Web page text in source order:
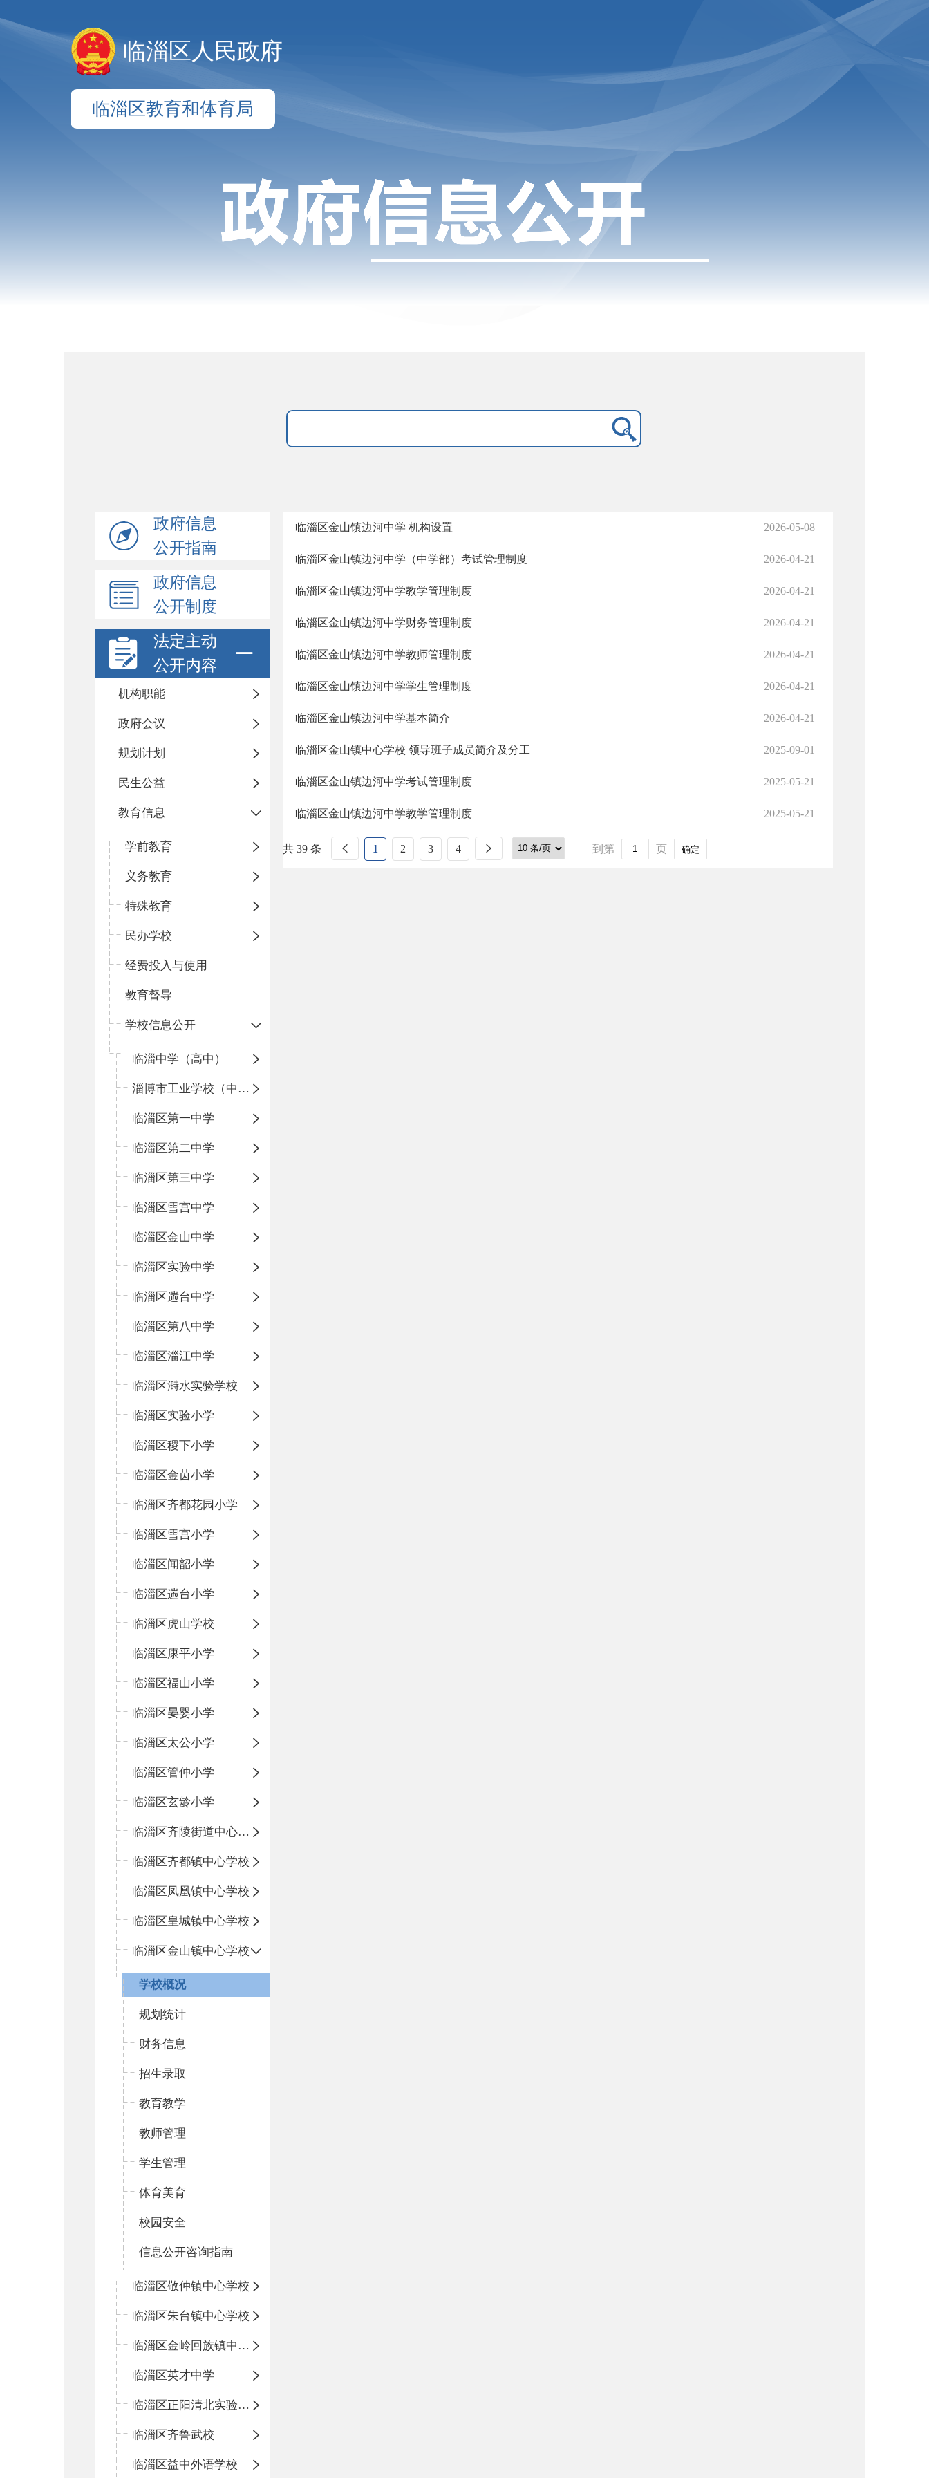
临淄区人民政府
临淄区教育和体育局
政府信息
公开指南
政府信息
公开制度
法定主动
公开内容
机构职能
政府会议
规划计划
民生公益
教育信息
学前教育
义务教育
特殊教育
民办学校
经费投入与使用
教育督导
学校信息公开
临淄中学（高中）
淄博市工业学校（中职学校）
临淄区第一中学
临淄区第二中学
临淄区第三中学
临淄区雪宫中学
临淄区金山中学
临淄区实验中学
临淄区遄台中学
临淄区第八中学
临淄区淄江中学
临淄区溡水实验学校
临淄区实验小学
临淄区稷下小学
临淄区金茵小学
临淄区齐都花园小学
临淄区雪宫小学
临淄区闻韶小学
临淄区遄台小学
临淄区虎山学校
临淄区康平小学
临淄区福山小学
临淄区晏婴小学
临淄区太公小学
临淄区管仲小学
临淄区玄龄小学
临淄区齐陵街道中心学校
临淄区齐都镇中心学校
临淄区凤凰镇中心学校
临淄区皇城镇中心学校
临淄区金山镇中心学校
学校概况
规划统计
财务信息
招生录取
教育教学
教师管理
学生管理
体育美育
校园安全
信息公开咨询指南
临淄区敬仲镇中心学校
临淄区朱台镇中心学校
临淄区金岭回族镇中心学校
临淄区英才中学
临淄区正阳清北实验学校
临淄区齐鲁武校
临淄区益中外语学校
临淄区金山镇边河中学 机构设置 2026-05-08
临淄区金山镇边河中学（中学部）考试管理制度 2026-04-21
临淄区金山镇边河中学教学管理制度 2026-04-21
临淄区金山镇边河中学财务管理制度 2026-04-21
临淄区金山镇边河中学教师管理制度 2026-04-21
临淄区金山镇边河中学学生管理制度 2026-04-21
临淄区金山镇边河中学基本简介 2026-04-21
临淄区金山镇中心学校 领导班子成员简介及分工 2025-09-01
临淄区金山镇边河中学考试管理制度 2025-05-21
临淄区金山镇边河中学教学管理制度 2025-05-21
共 39 条 1 2 3 4 到第 页 确定